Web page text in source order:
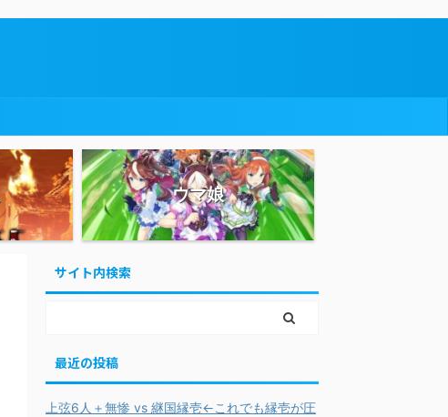
ウマ娘
サイト内検索
最近の投稿
上弦6人＋無惨 vs 継国縁壱←これでも縁壱が圧